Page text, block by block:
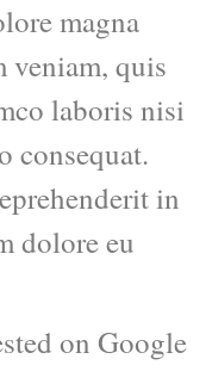
magna
veniam, quis
laboris nisi
consequat.
in
dolore eu
on Google